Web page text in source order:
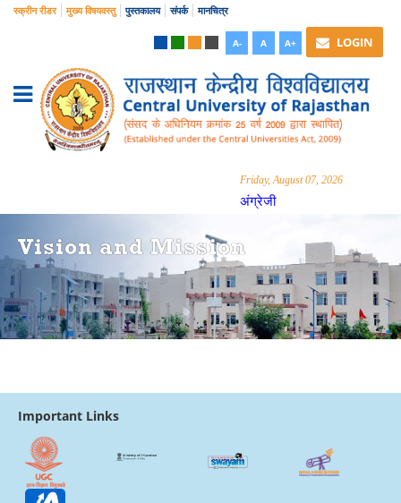
स्क्रीन रीडर मुख्य विषयवस्तु पुस्तकालय संपर्क मानचित्र
A- A A+ LOGIN
Friday, August 07, 2026
अंग्रेजी
Vision and Mission
Important Links